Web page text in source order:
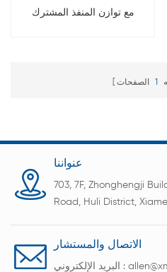
مع توازن المنفذ المشترك
1 الصفحات
عنواننا
703, 7F, Zhonghengji
Road, Huli District,
الاتصال والمستشار
البريد الإلكتروني :